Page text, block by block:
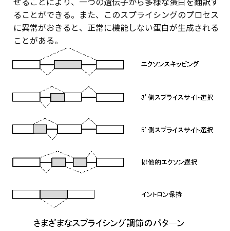
せることにより、一つの遺伝子から多様な蛋白を翻訳す
ることができる。また、このスプライシングのプロセス
に異常がおきると、正常に機能しない蛋白が生成される
ことがある。